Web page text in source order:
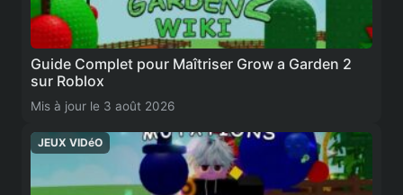
Guide Complet pour Maîtriser Grow a Garden 2
sur Roblox
Mis à jour le 3 août 2026
JEUX VIDéO